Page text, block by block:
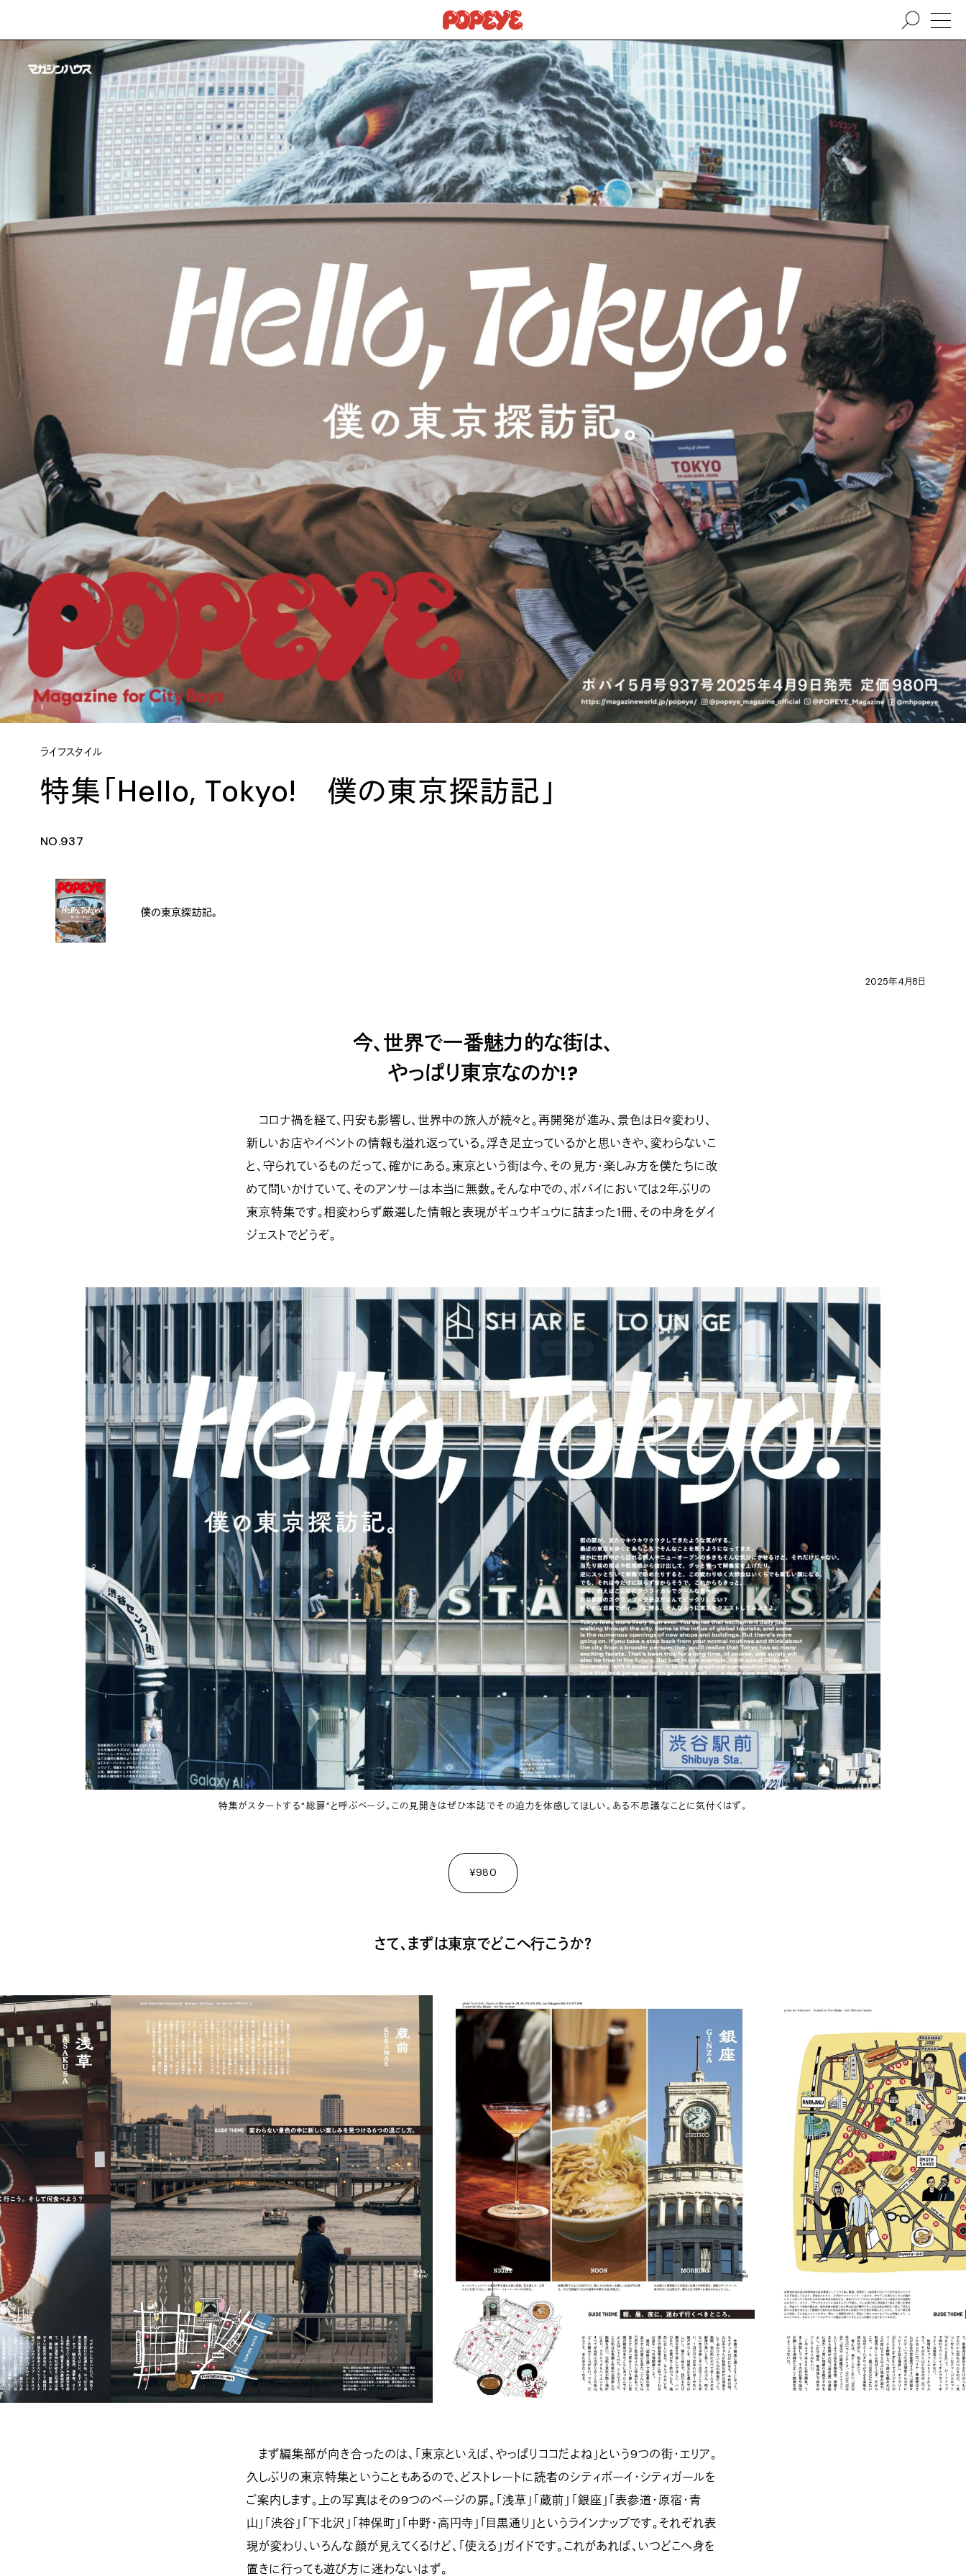
ライフスタイル
特集「Hello, Tokyo! 僕の東京探訪記」
NO.937
僕の東京探訪記。
2025年4月8日
今、世界で一番魅力的な街は、
やっぱり東京なのか!?
コロナ禍を経て、円安も影響し、世界中の旅人が続々と。再開発が進み、景色は日々変わり、
新しいお店やイベントの情報も溢れ返っている。浮き足立っているかと思いきや、変わらないこ
と、守られているものだって、確かにある。東京という街は今、その見方・楽しみ方を僕たちに改
めて問いかけていて、そのアンサーは本当に無数。そんな中での、ポパイにおいては2年ぶりの
東京特集です。相変わらず厳選した情報と表現がギュウギュウに詰まった1冊、その中身をダイ
ジェストでどうぞ。
特集がスタートする“総扉”と呼ぶページ。この見開きはぜひ本誌でその迫力を体感してほしい。ある不思議なことに気付くはず。
¥980
さて、まずは東京でどこへ行こうか？
まず編集部が向き合ったのは、「東京といえば、やっぱりココだよね」という9つの街・エリア。
久しぶりの東京特集ということもあるので、どストレートに読者のシティボーイ・シティガールを
ご案内します。上の写真はその9つのページの扉。「浅草」「蔵前」「銀座」「表参道・原宿・青
山」「渋谷」「下北沢」「神保町」「中野・高円寺」「目黒通り」というラインナップです。それぞれ表
現が変わり、いろんな顔が見えてくるけど、「使える」ガイドです。これがあれば、いつどこへ身を
置きに行っても遊び方に迷わないはず。